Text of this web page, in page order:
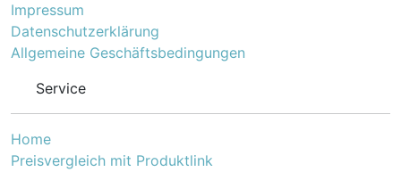
Impressum
Datenschutzerklärung
Allgemeine Geschäftsbedingungen
Service
Home
Preisvergleich mit Produktlink